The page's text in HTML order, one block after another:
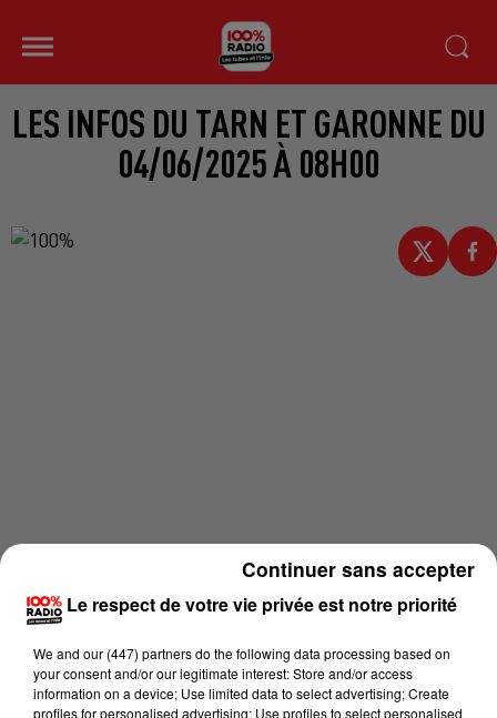
LES INFOS DU TARN ET GARONNE DU
04/06/2025 À 08H00
Le respect de votre vie privée est notre priorité
We and our (447) partnersdo the following data processing based on
your consent and/or our legitimate interest: Store and/or access
information on a device; Use limited data to select advertising; Create
profiles for personalised advertising; Use profiles to select personalised
Continuer sans accepter